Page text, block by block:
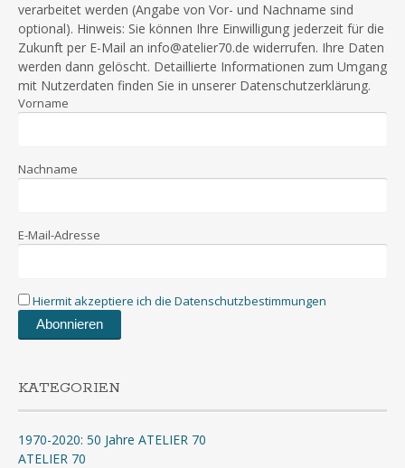
verarbeitet werden (Angabe von Vor- und Nachname sind
optional). Hinweis: Sie können Ihre Einwilligung jederzeit für die
Zukunft per E-Mail an info@atelier70.de widerrufen. Ihre Daten
werden dann gelöscht. Detaillierte Informationen zum Umgang
mit Nutzerdaten finden Sie in unserer Datenschutzerklärung.
Vorname
Nachname
E-Mail-Adresse
Hiermit akzeptiere ich die Datenschutzbestimmungen
KATEGORIEN
1970-2020: 50 Jahre ATELIER 70
ATELIER 70